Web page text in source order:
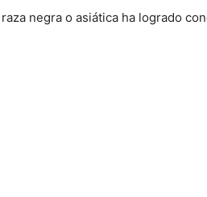
negra o asiática ha logrado